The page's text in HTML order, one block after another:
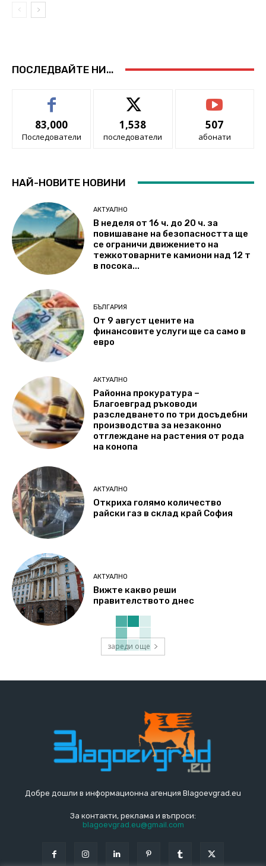
ПОСЛЕДВАЙТЕ НИ...
83,000
Последователи
1,538
последователи
507
абонати
НАЙ-НОВИТЕ НОВИНИ
АКТУАЛНО
В неделя от 16 ч. до 20 ч. за
повишаване на безопасността ще
се ограничи движението на
тежкотоварните камиони над 12 т
в посока...
БЪЛГАРИЯ
От 9 август цените на
финансовите услуги ще са само в
евро
АКТУАЛНО
Районна прокуратура –
Благоевград ръководи
разследването по три досъдебни
производства за незаконно
отглеждане на растения от рода
на конопа
АКТУАЛНО
Откриха голямо количество
райски газ в склад край София
АКТУАЛНО
Вижте какво реши
правителството днес
зареди още
Добре дошли в информационна агенция Blagoevgrad.eu
За контакти, реклама и въпроси:
blagoevgrad.eu@gmail.com